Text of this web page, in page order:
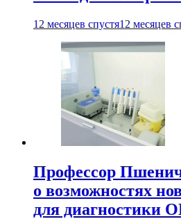
12 месяцев спустя12 месяцев
Профессор
о возможностях
для диагностики